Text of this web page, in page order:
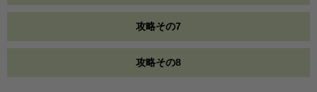
攻略その7
攻略その8